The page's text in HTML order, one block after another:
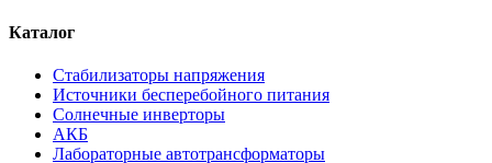
Каталог
Стабилизаторы напряжения
Источники бесперебойного питания
Солнечные инверторы
АКБ
Лабораторные автотрансформаторы